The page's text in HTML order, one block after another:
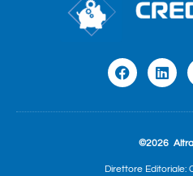
©2026
Direttore Editoriale: